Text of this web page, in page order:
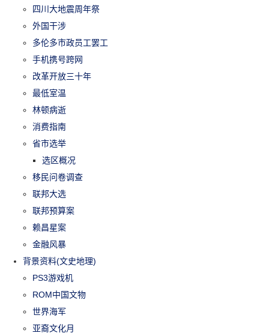
四川大地震周年祭
外国干涉
多伦多市政员工罢工
手机携号跨网
改革开放三十年
最低室温
林顿病逝
消费指南
省市选举
选区概况
移民问卷调查
联邦大选
联邦预算案
赖昌星案
金融风暴
背景资料(文史地理)
PS3游戏机
ROM中国文物
世界海军
亚裔文化月